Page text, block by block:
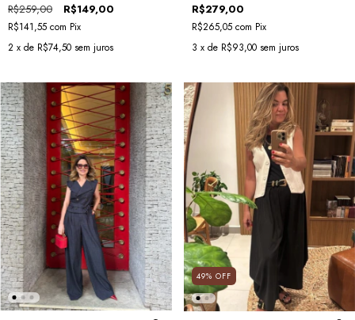
R$259,00 R$149,00
R$141,55 com Pix
2 x de R$74,50 sem juros
R$279,00
R$265,05 com Pix
3 x de R$93,00 sem juros
49% OFF